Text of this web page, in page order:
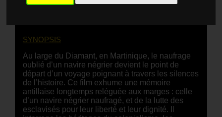
SYNOPSIS
Au large du Diamant, en Martinique, le naufrage
oublié d’un navire négrier devient le point de
départ d’un voyage poignant à travers les silences
de l’histoire. Ce film exhume une mémoire
antillaise longtemps reléguée aux marges : celle
d’un navire négrier naufragé, et de la lutte des
esclavisés pour leur liberté et leur dignité. Il